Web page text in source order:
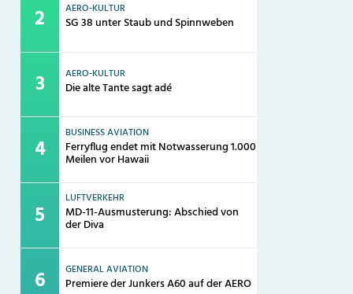
AERO-KULTUR
SG 38 unter Staub und Spinnweben
AERO-KULTUR
Die alte Tante sagt adé
BUSINESS AVIATION
Ferryflug endet mit Notwasserung 1.000
Meilen vor Hawaii
LUFTVERKEHR
MD-11-Ausmusterung: Abschied von
der Diva
GENERAL AVIATION
Premiere der Junkers A60 auf der AERO